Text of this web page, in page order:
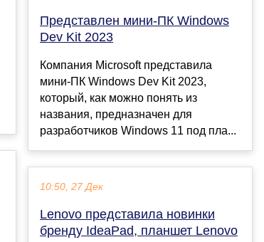
Представлен мини-ПК Windows
Dev Kit 2023
Компания Microsoft представила
мини-ПК Windows Dev Kit 2023,
который, как можно понять из
названия, предназначен для
разработчиков Windows 11 под пла...
10:50, 27 Дек
Lenovo представила новинки
бренду IdeaPad, планшет Lenovo